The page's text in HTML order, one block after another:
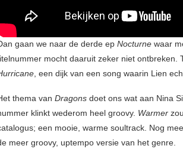
gaan we naar de derde ep Nocturne waar
mocht daaruit zeker niet ontbreken.
, een dijk van een song waarin Lien
thema van Dragons doet ons wat aan Nina
klinkt wederom heel groovy. Warmer
een mooie, warme soultrack. Nog
meer groovy, uptempo versie van het genre.